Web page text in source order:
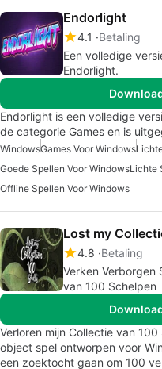
Endorlight
4.1
Betaling
Een volledige
Endorlight.
Endorlight is een volledige
de categorie Games en is
WindowsGames Voor Windows
Goede Spellen Voor WindowsLichte
Offline Spellen Voor Windows
Lost my
4.8 Betaling
Verken Verborgen
van 100 Schelpen
Verloren mijn Collectie van
object spel ontworpen voor
een zoektocht gaan om 100